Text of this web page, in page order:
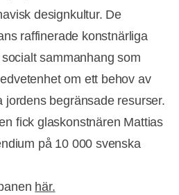
Annons
designkultur. De
raffinerade konstnärliga
sammanhang som
om ett behov av
jordens begränsade resurser.
fick glaskonstnären Mattias
på 10 000 svenska
här.